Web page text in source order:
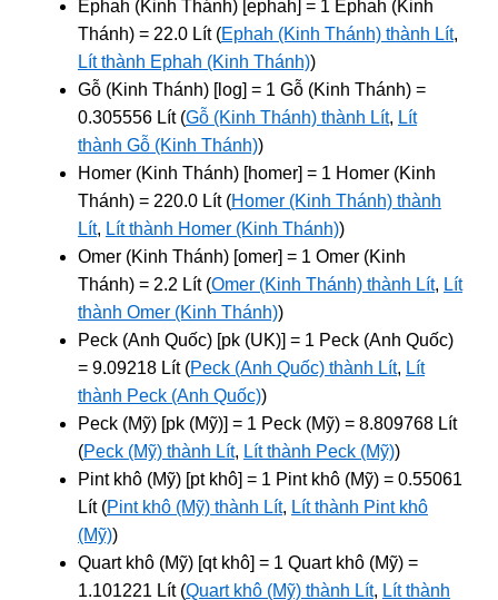
Ephah (Kinh Thánh) [ephah] = 1 Ephah (Kinh
Thánh) = 22.0 Lít (Ephah (Kinh Thánh) thành Lít,
Lít thành Ephah (Kinh Thánh))
Gỗ (Kinh Thánh) [log] = 1 Gỗ (Kinh Thánh) =
0.305556 Lít (Gỗ (Kinh Thánh) thành Lít, Lít
thành Gỗ (Kinh Thánh))
Homer (Kinh Thánh) [homer] = 1 Homer (Kinh
Thánh) = 220.0 Lít (Homer (Kinh Thánh) thành
Lít, Lít thành Homer (Kinh Thánh))
Omer (Kinh Thánh) [omer] = 1 Omer (Kinh
Thánh) = 2.2 Lít (Omer (Kinh Thánh) thành Lít, Lít
thành Omer (Kinh Thánh))
Peck (Anh Quốc) [pk (UK)] = 1 Peck (Anh Quốc)
= 9.09218 Lít (Peck (Anh Quốc) thành Lít, Lít
thành Peck (Anh Quốc))
Peck (Mỹ) [pk (Mỹ)] = 1 Peck (Mỹ) = 8.809768 Lít
(Peck (Mỹ) thành Lít, Lít thành Peck (Mỹ))
Pint khô (Mỹ) [pt khô] = 1 Pint khô (Mỹ) = 0.55061
Lít (Pint khô (Mỹ) thành Lít, Lít thành Pint khô
(Mỹ))
Quart khô (Mỹ) [qt khô] = 1 Quart khô (Mỹ) =
1.101221 Lít (Quart khô (Mỹ) thành Lít, Lít thành